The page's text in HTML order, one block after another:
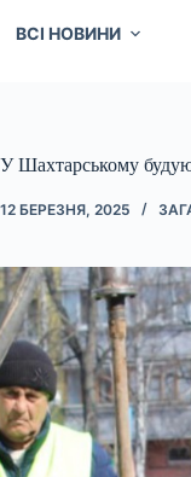
ВСІ НОВИНИ
У Шахтарському
12 БЕРЕЗНЯ, 2025